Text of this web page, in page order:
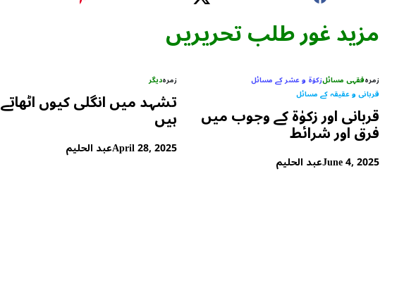
مزید غور طلب تحریریں
زمرہفقہی مسائلزکوٰۃ و عشر کے مسائل
قربانی و عقیقہ کے مسائل
قربانی اور زکوٰۃ کے وجوب میں
فرق اور شرائط
June 4, 2025عبد الحلیم
زمرہدیگر
تشہد میں انگلی کیوں اٹھاتے
ہیں
April 28, 2025عبد الحلیم